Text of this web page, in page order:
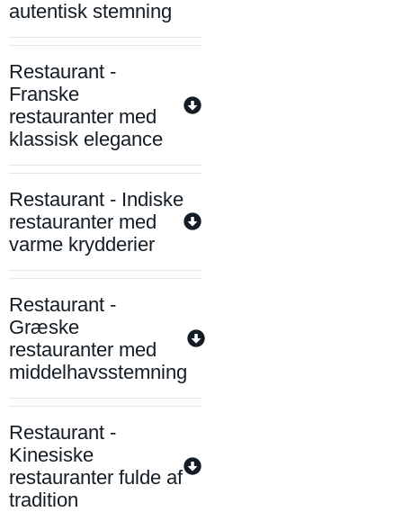
autentisk stemning
Restaurant -
Franske
restauranter med
klassisk elegance
Restaurant - Indiske
restauranter med
varme krydderier
Restaurant -
Græske
restauranter med
middelhavsstemning
Restaurant -
Kinesiske
restauranter fulde af
tradition